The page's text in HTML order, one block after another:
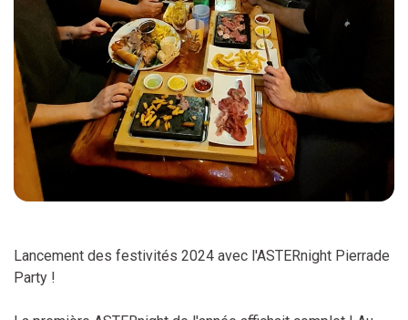
Lancement des festivités 2024 avec l'ASTERnight Pierrade
Party !